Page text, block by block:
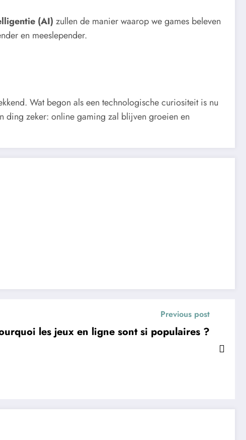
(AI) zullen de manier waarop we games beleven
en meeslepender.
Wat begon als een technologische curiositeit is nu
ding zeker: online gaming zal blijven groeien en
Previous post
les jeux en ligne sont si populaires ?